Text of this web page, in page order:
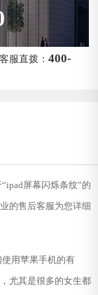
服直拨：400-
屏幕闪烁条纹”的
的售后客服为您详细
用苹果手机的有
尤其是很多的女生都